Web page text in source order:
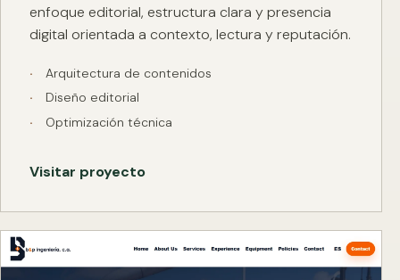
enfoque editorial, estructura clara y presencia
digital orientada a contexto, lectura y reputación.
Arquitectura de contenidos
Diseño editorial
Optimización técnica
Visitar proyecto